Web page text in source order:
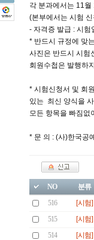
각 분과에서는 11
(본부에서는 시험
- 자격증 발급 : 시험
* 반드시 규정에 맞
사진은 반드시 시험
회원수첩은 발행하
* 시험신청서 및 회
있는 최신 양식을
모든 항목을 빠짐없
* 문 의 : (사)한국공
NO 분류
516
[시험]
515
[시험]
514
[시험]